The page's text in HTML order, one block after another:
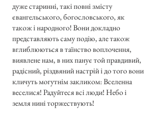
дуже старинні, такі повні змісту
євангельського, богословського, як
також і народного! Вони докладно
представляють саму подію, але також
вглиблюються в таїнство воплочення,
виявлене нам, в них панує той правдивий,
радісний, різдвяний настрій і до того вони
кличуть могутнім закликом: Вселенна
веселися! Радуйтеся всі люди! Небо і
земля нині торжествують!